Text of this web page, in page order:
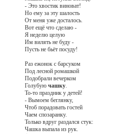
- Это хвостик виноват!
Но ему за эту шалость
От меня уже досталось.
Вот ещё что сделаю -
Я неделю целую
Им вилять не буду -
Пусть не бьёт посуду!
Раз ежонок с барсуком
Под лесной ромашкой
Подобрали вечерком
Голубую чашку.
То-то праздник у детей!
- Вымоем беглянку,
Чтоб порадовать гостей
Чаем спозаранку.
Только вдруг раздался стук:
Чашка выпала из рук.